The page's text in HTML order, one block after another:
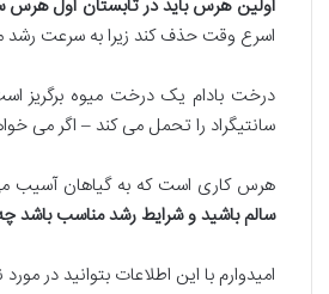
اولین هرس باید در تابستان اول هرس
اسرع وقت حذف کند زیرا به سرعت رشد
سانتیگراد را تحمل می کند – اگر می
هرس کاری است که به گیاهان آسیب
سالم باشید و شرایط رشد مناسب باشد
امیدوارم با این اطلاعات بتوانید در